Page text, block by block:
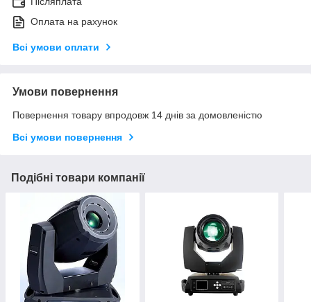
Оплата на рахунок
Всі умови оплати
Умови повернення
Повернення товару впродовж 14 днів за домовленістю
Всі умови повернення
Подібні товари компанії